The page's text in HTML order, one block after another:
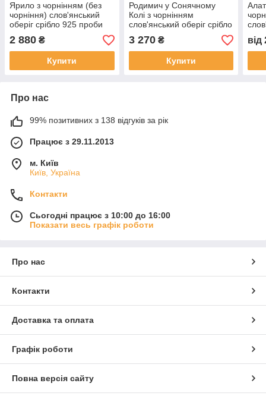
Ярило з чорнінням (без
чорніння) слов'янський
оберіг срібло 925 проби
2 880 ₴
Купити
Родимич у Сонячному
Колі з чорнінням
слов'янський оберіг срібло
925 проби
3 270₴
Купити
від
Про нас
99% позитивних з 138 відгуків за рік
Працює з 29.11.2013
м. Київ
Київ, Україна
Контакти
Сьогодні працює з 10:00 до 16:00
Показати весь графік роботи
Про нас
Контакти
Доставка та оплата
Графік роботи
Повна версія сайту